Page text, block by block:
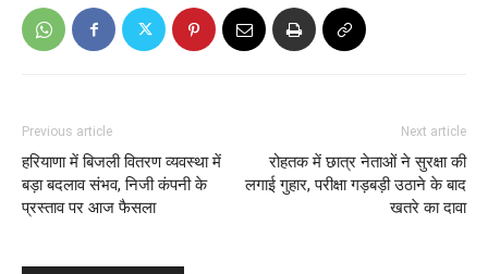
Previous article
हरियाणा में बिजली वितरण व्यवस्था में
बड़ा बदलाव संभव, निजी कंपनी के
प्रस्ताव पर आज फैसला
Next article
रोहतक में छात्र नेताओं ने सुरक्षा की
लगाई गुहार, परीक्षा गड़बड़ी उठाने के बाद
खतरे का दावा